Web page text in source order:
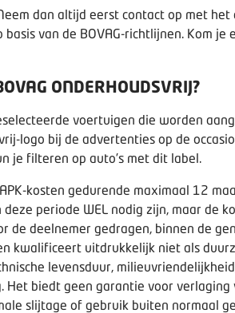
dan altijd eerst contact op met
van de BOVAG-richtlijnen. Kom je
ONDERHOUDSVRIJ?
voertuigen die worden
logo bij de advertenties op de
je filteren op auto’s met dit label.
kosten gedurende maximaal 12
periode WEL nodig zijn, maar de
de deelnemer gedragen, binnen de
kwalificeert uitdrukkelijk niet als
levensduur,
biedt geen garantie voor verlaging
slijtage of gebruik buiten normaal